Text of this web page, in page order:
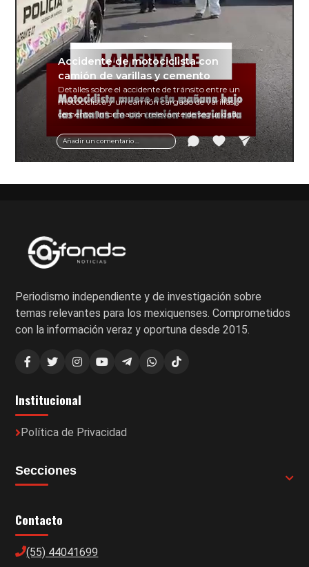
Añadir un comentario ...
Accidente de motociclista con
camión de varillas y cemento
Detalles sobre el accidente de tránsito entre un
motociclista y un camión cargado de varillas y
cemento. Información relevante de seguridad
vial y recomendaciones para motociclistas.
Periodismo independiente y de investigación sobre
temas relevantes para los mexiquenses. Comprometidos
con la información veraz y oportuna desde 2015.
Institucional
Política de Privacidad
Secciones
Contacto
(55) 44041699